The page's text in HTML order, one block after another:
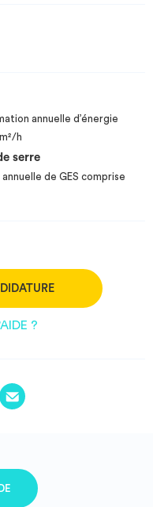
annuelle d’énergie
h
serre
de GES comprise
?